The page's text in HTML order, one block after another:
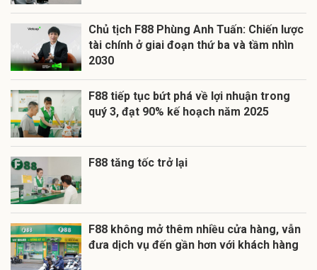
Chủ tịch F88 Phùng Anh Tuấn: Chiến lược
tài chính ở giai đoạn thứ ba và tầm nhìn
2030
F88 tiếp tục bứt phá về lợi nhuận trong
quý 3, đạt 90% kế hoạch năm 2025
F88 tăng tốc trở lại
F88 không mở thêm nhiều cửa hàng, vẫn
đưa dịch vụ đến gần hơn với khách hàng